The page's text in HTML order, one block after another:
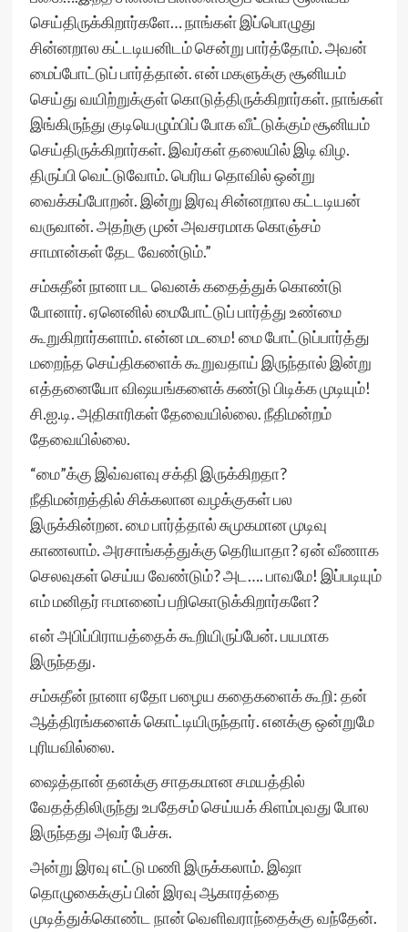
செய்திருக்கிறார்களே… நாங்கள் இப்பொழுது
சின்னறால கட்டடியனிடம் சென்று பார்த்தோம். அவன்
மைப்போட்டுப் பார்த்தான். என் மகளுக்கு சூனியம்
செய்து வயிற்றுக்குள் கொடுத்திருக்கிறார்கள். நாங்கள்
இங்கிருந்து குடியெழும்பிப் போக வீட்டுக்கும் சூனியம்
செய்திருக்கிறார்கள். இவர்கள் தலையில் இடி விழ.
திருப்பி வெட்டுவோம். பெரிய தொவில் ஒன்று
வைக்கப்போறன். இன்று இரவு சின்னறால கட்டடியன்
வருவான். அதற்கு முன் அவசரமாக கொஞ்சம்
சாமான்கள் தேட வேண்டும்.”
சம்சுதீன் நானா பட வெனக் கதைத்துக் கொண்டு
போனார். ஏனெனில் மைபோட்டுப் பார்த்து உண்மை
கூறுகிறார்களாம். என்ன மடமை! மை போட்டுப்பார்த்து
மறைந்த செய்திகளைக் கூறுவதாய் இருந்தால் இன்று
எத்தனையோ விஷயங்களைக் கண்டு பிடிக்க முடியும்!
சி.ஐ.டி. அதிகாரிகள் தேவையில்லை. நீதிமன்றம்
தேவையில்லை.
“மை”க்கு இவ்வளவு சக்தி இருக்கிறதா?
நீதிமன்றத்தில் சிக்கலான வழக்குகள் பல
இருக்கின்றன. மை பார்த்தால் சுமுகமான முடிவு
காணலாம். அரசாங்கத்துக்கு தெரியாதா? ஏன் வீணாக
செலவுகள் செய்ய வேண்டும்? அட…. பாவமே! இப்படியும்
எம் மனிதர் ஈமானைப் பறிகொடுக்கிறார்களே?
என் அபிப்பிராயத்தைக் கூறியிருப்பேன். பயமாக
இருந்தது.
சம்சுதீன் நானா ஏதோ பழைய கதைகளைக் கூறி: தன்
ஆத்திரங்களைக் கொட்டியிருந்தார். எனக்கு ஒன்றுமே
புரியவில்லை.
ஷைத்தான் தனக்கு சாதகமான சமயத்தில்
வேதத்திலிருந்து உபதேசம் செய்யக் கிளம்புவது போல
இருந்தது அவர் பேச்சு.
அன்று இரவு எட்டு மணி இருக்கலாம். இஷா
தொழுகைக்குப் பின் இரவு ஆகாரத்தை
முடித்துக்கொண்ட நான் வெளிவராந்தைக்கு வந்தேன்.